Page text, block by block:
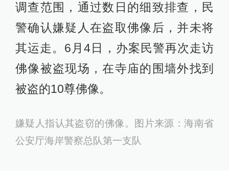
调查范围，通过数日的细致排查，民
警确认嫌疑人在盗取佛像后，并未将
其运走。6月4日，办案民警再次走访
佛像被盗现场，在寺庙的围墙外找到
被盗的10尊佛像。
嫌疑人指认其盗窃的佛像。图片来源：海南省
公安厅海岸警察总队第一支队